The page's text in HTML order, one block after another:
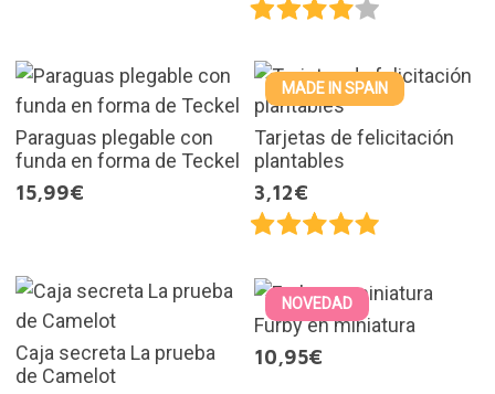
Paraguas plegable con
funda en forma de Teckel
15,99€
MADE IN SPAIN
Tarjetas de felicitación
plantables
3,12€
Caja secreta La prueba
de Camelot
NOVEDAD
Furby en miniatura
10,95€